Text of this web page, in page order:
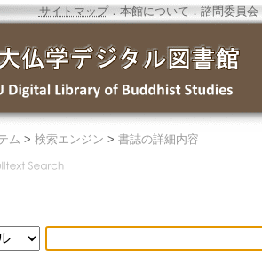
サイトマップ．本館について ． 諮問委員会
ム > 検索エンジン > 書誌の詳細内容